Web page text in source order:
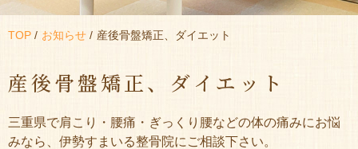
TOP お知らせ 産後骨盤矯正、ダイエット
産後骨盤矯正、ダイエット
三重県で肩こり・腰痛・ぎっくり腰などの体の痛みにお悩
みなら、伊勢すまいる整骨院にご相談下さい。